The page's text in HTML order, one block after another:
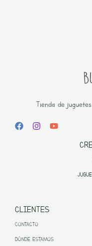
Tienda de
CLIENTES
CONTACTO
DÓNDE ESTAMOS